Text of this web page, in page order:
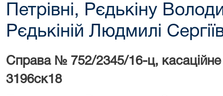
Петрівні, Рєдькіну
Рєдькіній Людмилі
Справа № 752/2345/16-ц,
3196ск18